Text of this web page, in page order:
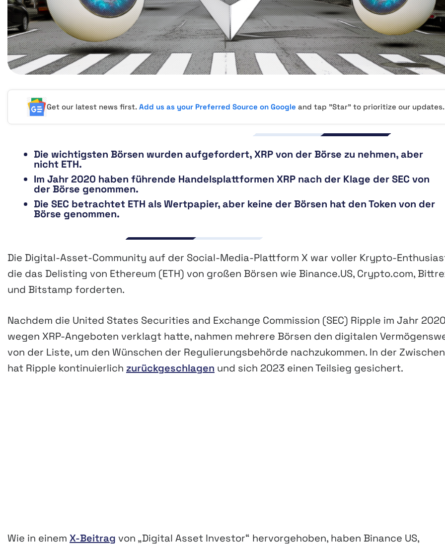
Get our latest news first.Add us as your Preferred Source on Google and tap "Star" to prioritize our updates.
Die wichtigsten Börsen wurden aufgefordert, XRP von der Börse zu nehmen, aber
nicht ETH.
Im Jahr 2020 haben führende Handelsplattformen XRP nach der Klage der SEC von
der Börse genommen.
Die SEC betrachtet ETH als Wertpapier, aber keine der Börsen hat den Token von der
Börse genommen.
Die Digital-Asset-Community auf der Social-Media-Plattform X war voller Krypto-
die das Delisting von Ethereum (ETH) von großen Börsen wie Binance.US, Crypto.com,
und Bitstamp forderten.
Nachdem die United States Securities and Exchange Commission (SEC) Ripple im Jahr
wegen XRP-Angeboten verklagt hatte, nahmen mehrere Börsen den digitalen
von der Liste, um den Wünschen der Regulierungsbehörde nachzukommen. In der
hat Ripple kontinuierlich zurückgeschlagen und sich 2023 einen Teilsieg gesichert.
Wie in einem X-Beitrag von „Digital Asset Investor“ hervorgehoben, haben Binance US,